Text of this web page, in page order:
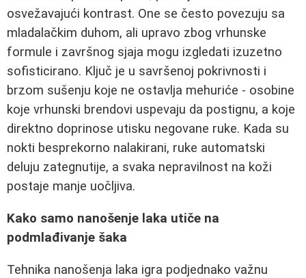
osvežavajući kontrast. One se često povezuju sa
mladalačkim duhom, ali upravo zbog vrhunske
formule i završnog sjaja mogu izgledati izuzetno
sofisticirano. Ključ je u savršenoj pokrivnosti i
brzom sušenju koje ne ostavlja mehuriće - osobine
koje vrhunski brendovi uspevaju da postignu, a koje
direktno doprinose utisku negovane ruke. Kada su
nokti besprekorno nalakirani, ruke automatski
deluju zategnutije, a svaka nepravilnost na koži
postaje manje uočljiva.
Kako samo nanošenje laka utiče na
podmlađivanje šaka
Tehnika nanošenja laka igra podjednako važnu